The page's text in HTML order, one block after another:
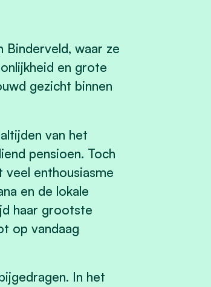
Binderveld, waar ze
en grote
gezicht binnen
van het
pensioen. Toch
enthousiasme
en de lokale
haar grootste
op vandaag
In het